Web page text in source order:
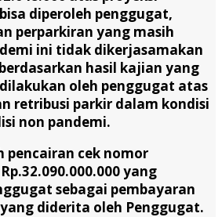
diperoleh penggugat,
perparkiran yang masih
ini tidak dikerjasamakan
hasil kajian yang
oleh penggugat atas
retribusi parkir dalam kondisi
non pandemi.
pencairan cek nomor
yang
sebagai pembayaran
diderita oleh Penggugat.